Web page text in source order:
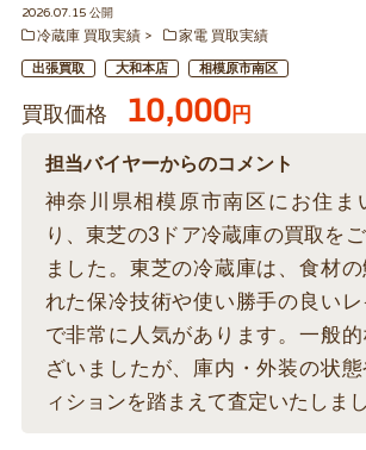
2026.07.15 公開
冷蔵庫 買取実績
家電 買取実績
出張買取 大和本店 相模原市南区
買取価格 10,000円
担当バイヤーからのコメント
神奈川県相模原市南区にお住ま
り、東芝の3ドア冷蔵庫の買取を
ました。東芝の冷蔵庫は、食材
れた保冷技術や使い勝手の良い
で非常に人気があります。一般
ざいましたが、庫内・外装の状
ィションを踏まえて査定いたしまし